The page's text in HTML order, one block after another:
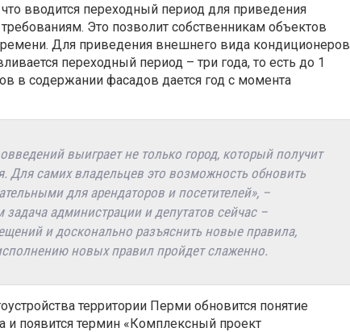
вводится переходный период для приведения
Это позволит собственникам объектов
Для приведения внешнего вида кондиционеров
переходный период – три года, то есть до 1
в содержании фасадов дается год с момента
выиграет не только город, который получит
Для самих владельцев это возможность обновить
для арендаторов и посетителей», –
администрации и депутатов сейчас –
и досконально разъяснить новые правила,
новых правил пройдет слаженно.
территории Перми обновится понятие
и появится термин «Комплексный проект